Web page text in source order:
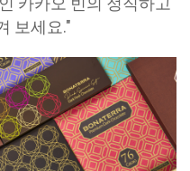
보세요."